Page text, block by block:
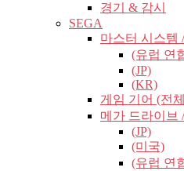
경기 & 감시
SEGA
마스터 시스템
(유럽​​ 연
(JP)
(KR)
게임 기어 (전
메가 드라이브
(JP)
(미국)
(유럽​​ 연